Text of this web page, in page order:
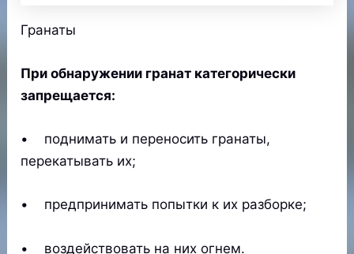
Гранаты
При обнаружении гранат категорически
запрещается:
• поднимать и переносить гранаты,
перекатывать их;
• предпринимать попытки к их разборке;
• воздействовать на них огнем.